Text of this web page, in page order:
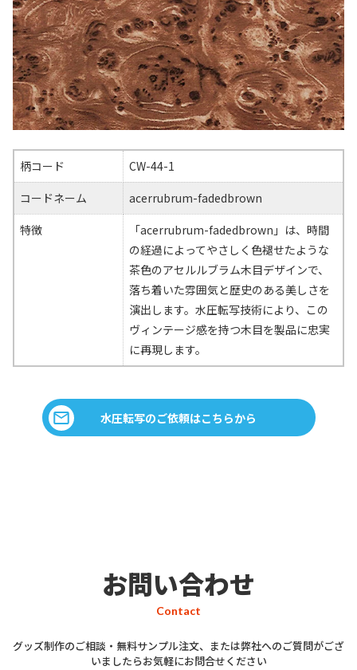
柄コード
CW-44-1
コードネーム
acerrubrum-fadedbrown
特徴
「acerrubrum-fadedbrown」は、時間
の経過によってやさしく色褪せたような
茶色のアセルルブラム木目デザインで、
落ち着いた雰囲気と歴史のある美しさを
演出します。水圧転写技術により、この
ヴィンテージ感を持つ木目を製品に忠実
に再現します。
水圧転写のご依頼はこちらから
お問い合わせ
Contact
グッズ制作のご相談・無料サンプル注文、または弊社へのご質問がござ
いましたらお気軽にお問合せください